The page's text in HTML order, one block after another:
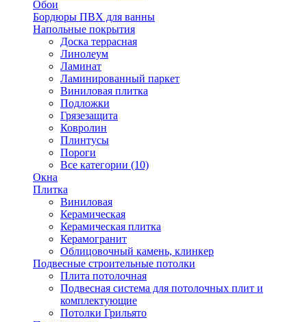
Обои
Бордюры ПВХ для ванны
Напольные покрытия
Доска террасная
Линолеум
Ламинат
Ламинированный паркет
Виниловая плитка
Подложки
Грязезащита
Ковролин
Плинтусы
Пороги
Все категории (10)
Окна
Плитка
Виниловая
Керамическая
Керамическая плитка
Керамогранит
Облицовочный камень, клинкер
Подвесные строительные потолки
Плита потолочная
Подвесная система для потолочных плит и
комплектующие
Потолки Грильято